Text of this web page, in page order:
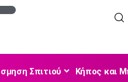
Σπιτιού Κήπος και